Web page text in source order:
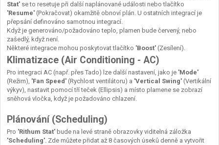
Stat' se to resetuje při další naplánované události nebo tlačítko
'Resume' (Pokračovat) okamžitě obnoví plán. U ostatních integrací je
přepsání definováno samotnou integrací.
Když je generováno/požadováno teplo, plamen bude červený, nebo
zašedlý, když není.
Některé integrace mohou poskytovat tlačítko 'Boost' (Zesílení).
Klimatizace (Air Conditioning - AC)
Pro integraci AC (např. přes Tado) lze další nastavení, jako je 'Mode'
(Režim), 'Fan Speed' (Rychlost ventilátoru) a 'Vertical Swing' (Vertikální
výkyv), nastavit pomocí tří teček (Ellipsis) a místo plamene se zobrazí
sněhová vločka, když je požadováno chlazení.
Plánování (Scheduling)
Pro 'Rithum Stat' bude na levé straně obrazovky viditelná záložka
'Scheduling'. Zde můžete přidat až 8 časových úseků denně a vytvořit